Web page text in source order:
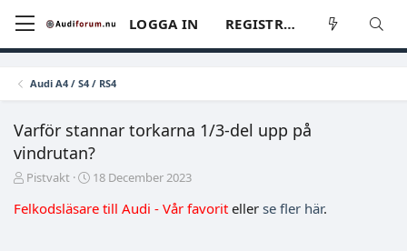
LOGGA IN REGISTRERA
Audi A4 / S4 / RS4
Varför stannar torkarna 1/3-del upp på
vindrutan?
T
å
Pistvakt
S
a
18 December 2023
Felkodsläsare till Audi - Vår favorit eller se fler här.